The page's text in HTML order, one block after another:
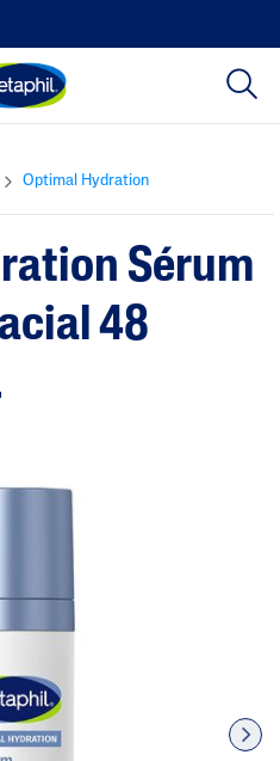
Optimal Hydration
Sérum
48
nex